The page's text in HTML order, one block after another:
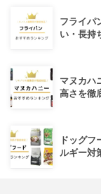
フライパ
い・長持
マヌカハ
高さを徹
ドッグ
ルギー対